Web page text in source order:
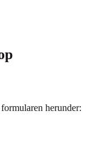
herunder: